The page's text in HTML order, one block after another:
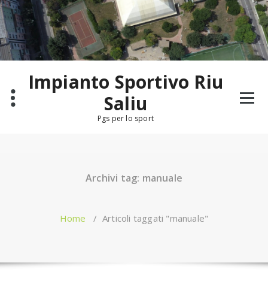
Salta
al
contenuto
Impianto Sportivo Riu
Saliu
Pgs per lo sport
Archivi tag: manuale
Home / Articoli taggati "manuale"